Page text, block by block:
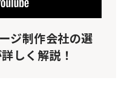
ジ制作会社の選
しく解説！